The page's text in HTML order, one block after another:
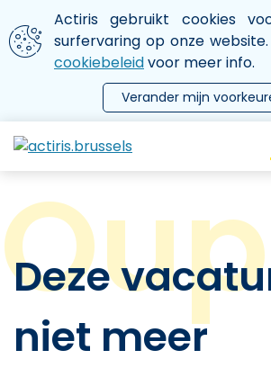
Aller au contenu principal
We gebruiken cookies
Actiris gebruikt cookies
surfervaring op onze
cookiebeleidvoor meer info.
Verander mijn
le menu
Deze
niet meer